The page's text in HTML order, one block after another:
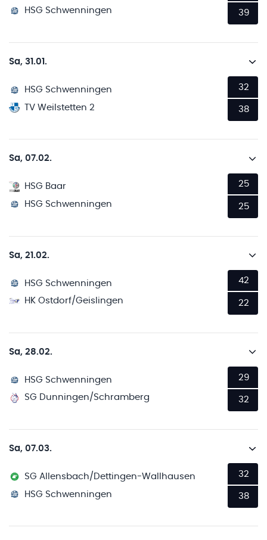
HSG Schwenningen 39
Sa, 31.01.
HSG Schwenningen
TV Weilstetten 2
32
38
Sa, 07.02.
HSG Baar
HSG Schwenningen
25
25
Sa, 21.02.
HSG Schwenningen
HK Ostdorf/Geislingen
42
22
Sa, 28.02.
HSG Schwenningen
SG Dunningen/Schramberg
29
32
Sa, 07.03.
SG Allensbach/Dettingen-Wallhausen
HSG Schwenningen
32
38